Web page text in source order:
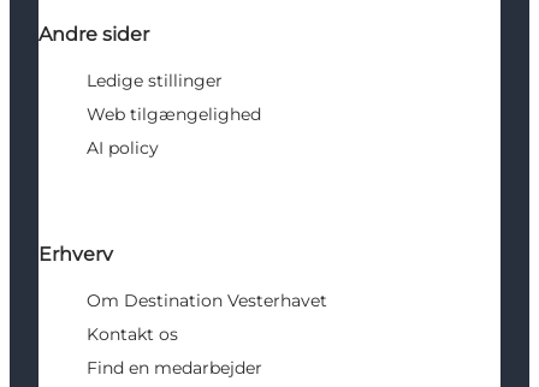
Andre sider
Ledige stillinger
Web tilgængelighed
AI policy
Erhverv
Om Destination Vesterhavet
Kontakt os
Find en medarbejder